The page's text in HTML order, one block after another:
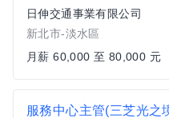
日伸交通事業有限公司
新北市-淡水區
月薪 60,000 至 80,000 元
服務中心主管(三芝光之